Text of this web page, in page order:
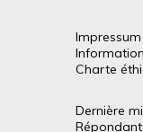
Impressum
Charte
Dernière